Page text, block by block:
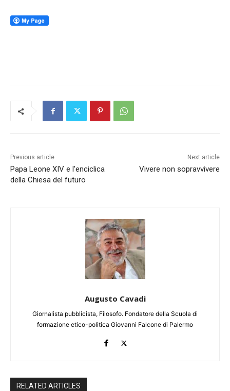
Previous article
Papa Leone XIV e l’enciclica
della Chiesa del futuro
Next article
Vivere non sopravvivere
Augusto Cavadi
Giornalista pubblicista, Filosofo. Fondatore della Scuola di
formazione etico-politica Giovanni Falcone di Palermo
RELATED ARTICLES